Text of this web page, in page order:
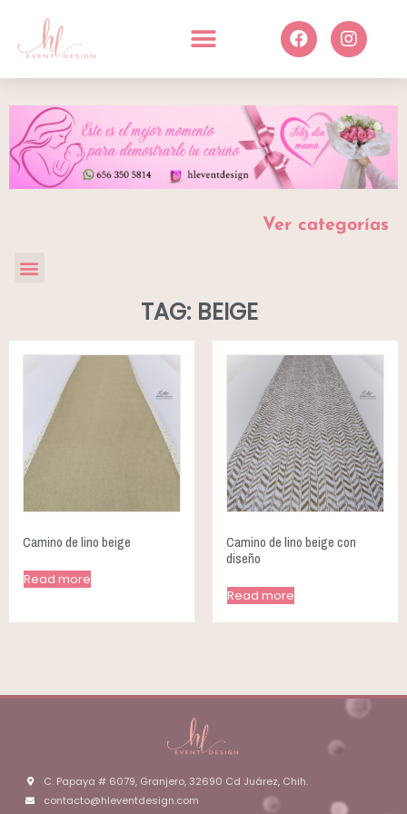
Ver categorías
TAG: BEIGE
Camino de lino beige
Read more
Camino de lino beige con
diseño
Read more
C. Papaya # 6079, Granjero, 32690 Cd Juárez, Chih.
contacto@hleventdesign.com